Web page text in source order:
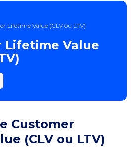
Lifetime Value (CLV ou LTV)
Lifetime Value
Customer
(CLV ou LTV)